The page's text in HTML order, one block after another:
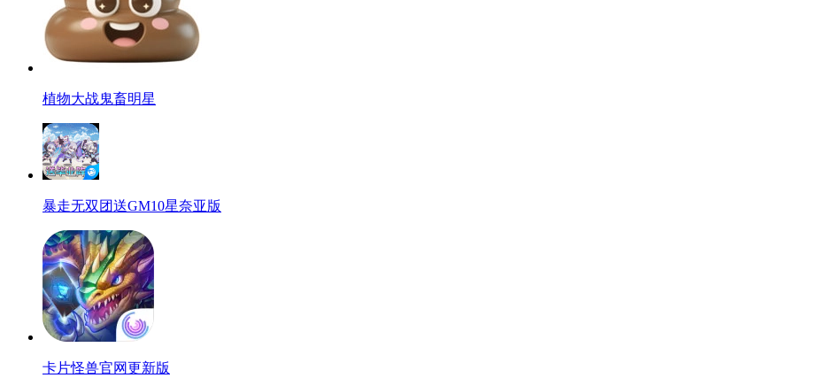
植物大战鬼畜明星
暴走无双团送GM10星奈亚版
卡片怪兽官网更新版